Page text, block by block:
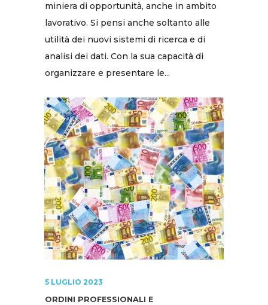
miniera di opportunità, anche in ambito
lavorativo. Si pensi anche soltanto alle
utilità dei nuovi sistemi di ricerca e di
analisi dei dati. Con la sua capacità di
organizzare e presentare le...
5 LUGLIO 2023
ORDINI PROFESSIONALI E